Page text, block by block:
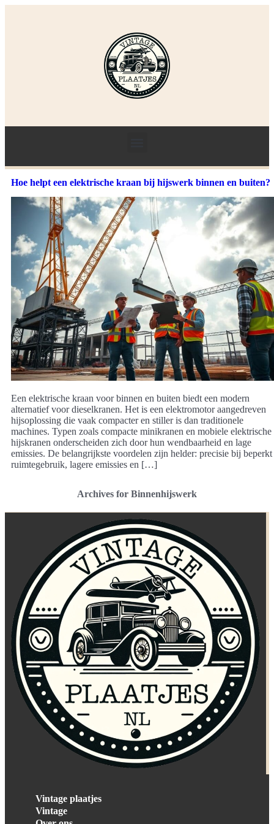
Hoe helpt een elektrische kraan bij hijswerk binnen en buiten?
Een elektrische kraan voor binnen en buiten biedt een modern
alternatief voor dieselkranen. Het is een elektromotor aangedreven
hijsoplossing die vaak compacter en stiller is dan traditionele
machines. Typen zoals compacte minikranen en mobiele elektrische
hijskranen onderscheiden zich door hun wendbaarheid en lage
emissies. De belangrijkste voordelen zijn helder: precisie bij beperkt
ruimtegebruik, lagere emissies en […]
Archives for Binnenhijswerk
Vintage plaatjes
Vintage